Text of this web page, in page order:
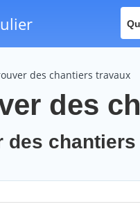
des chantiers travaux
des
des